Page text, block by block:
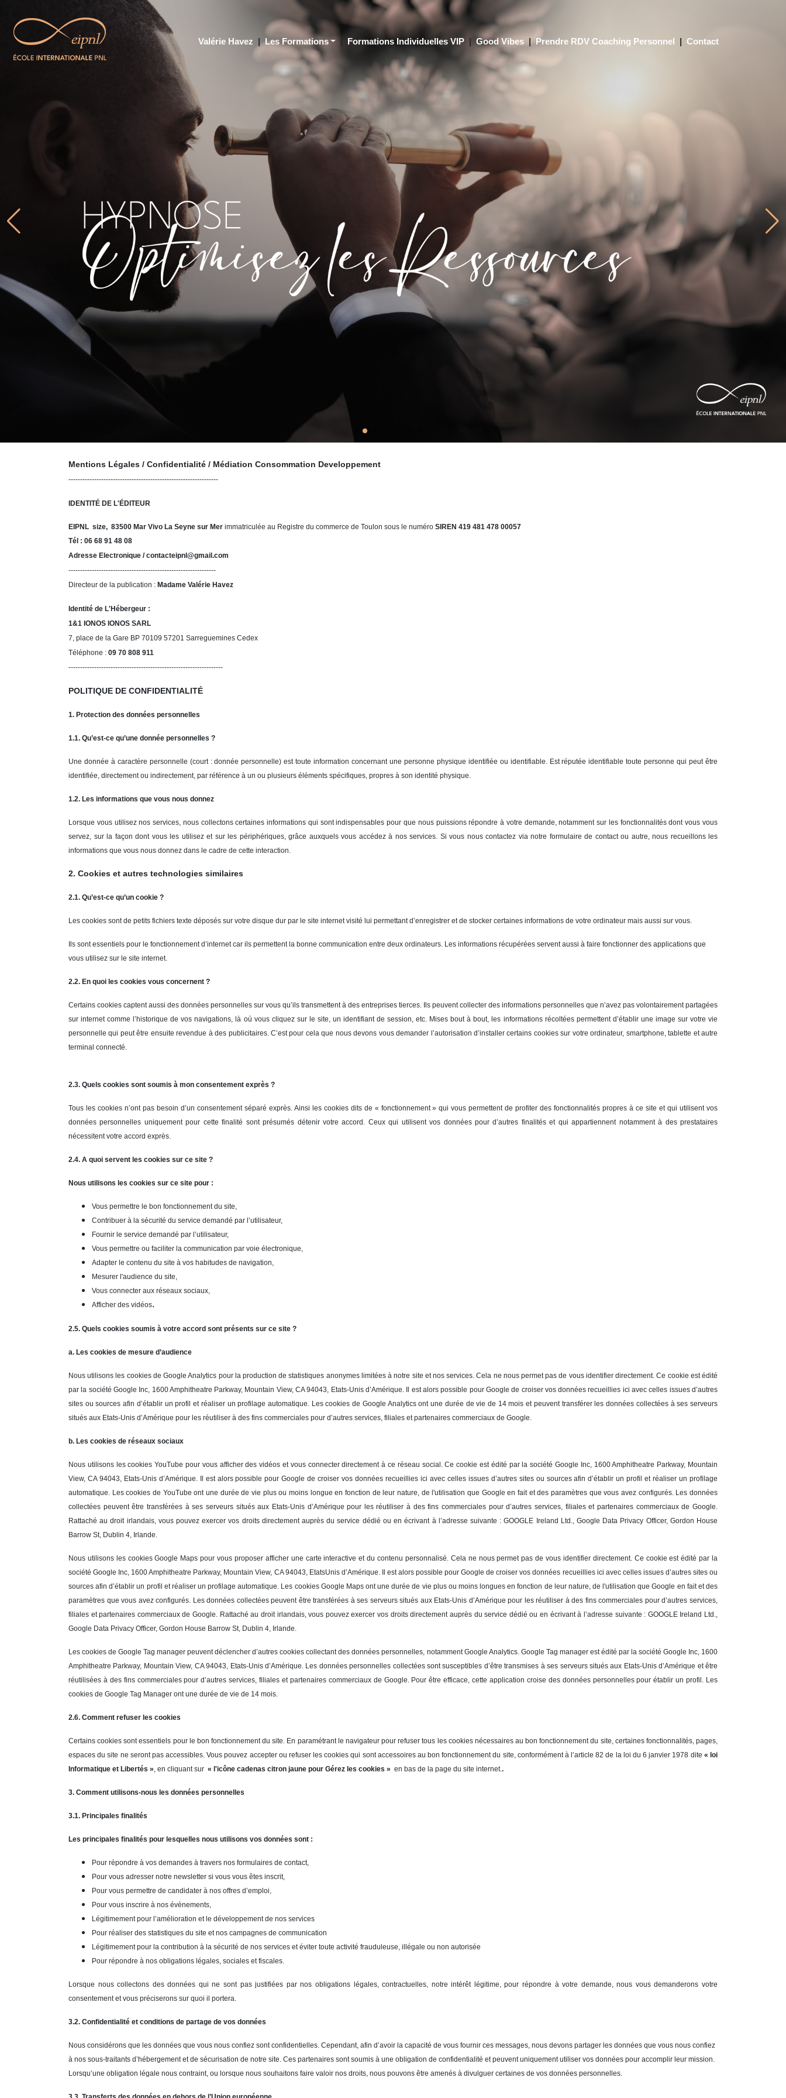
Valérie Havez | Les Formations Formations Individuelles VIP | Good Vibes | Prendre RDV Coaching Personnel | Contact
Mentions Légales / Confidentialité / Médiation Consommation Developpement
----------------------------------------------------------------
IDENTITÉ DE L'ÉDITEUR
EIPNL size, 83500 Mar Vivo La Seyne sur Mer immatriculée au Registre du commerce de Toulon sous le numéro SIREN 419 481 478 00057
Tél : 06 68 91 48 08
Adresse Electronique / contacteipnl@gmail.com
---------------------------------------------------------------
Directeur de la publication : Madame Valérie Havez
Identité de L'Hébergeur :
1&1 IONOS IONOS SARL
7, place de la Gare BP 70109 57201 Sarreguemines Cedex
Téléphone : 09 70 808 911
------------------------------------------------------------------
POLITIQUE DE CONFIDENTIALITÉ
1. Protection des données personnelles
1.1. Qu’est-ce qu’une donnée personnelles ?
Une donnée à caractère personnelle (court : donnée personnelle) est toute information concernant une personne physique identifiée ou identifiable. Est réputée identifiable toute personne qui peut être
identifiée, directement ou indirectement, par référence à un ou plusieurs éléments spécifiques, propres à son identité physique.
1.2. Les informations que vous nous donnez
Lorsque vous utilisez nos services, nous collectons certaines informations qui sont indispensables pour que nous puissions répondre à votre demande, notamment sur les fonctionnalités dont vous vous
servez, sur la façon dont vous les utilisez et sur les périphériques, grâce auxquels vous accédez à nos services. Si vous nous contactez via notre formulaire de contact ou autre, nous recueillons les
informations que vous nous donnez dans le cadre de cette interaction.
2. Cookies et autres technologies similaires
2.1. Qu’est-ce qu’un cookie ?
Les cookies sont de petits fichiers texte déposés sur votre disque dur par le site internet visité lui permettant d’enregistrer et de stocker certaines informations de votre ordinateur mais aussi sur vous.
Ils sont essentiels pour le fonctionnement d’internet car ils permettent la bonne communication entre deux ordinateurs. Les informations récupérées servent aussi à faire fonctionner des applications que
vous utilisez sur le site internet.
2.2. En quoi les cookies vous concernent ?
Certains cookies captent aussi des données personnelles sur vous qu’ils transmettent à des entreprises tierces. Ils peuvent collecter des informations personnelles que n’avez pas volontairement partagées
sur internet comme l’historique de vos navigations, là où vous cliquez sur le site, un identifiant de session, etc. Mises bout à bout, les informations récoltées permettent d’établir une image sur votre vie
personnelle qui peut être ensuite revendue à des publicitaires. C’est pour cela que nous devons vous demander l’autorisation d’installer certains cookies sur votre ordinateur, smartphone, tablette et autre
terminal connecté.
2.3. Quels cookies sont soumis à mon consentement exprès ?
Tous les cookies n’ont pas besoin d’un consentement séparé exprès. Ainsi les cookies dits de « fonctionnement » qui vous permettent de profiter des fonctionnalités propres à ce site et qui utilisent vos
données personnelles uniquement pour cette finalité sont présumés détenir votre accord. Ceux qui utilisent vos données pour d’autres finalités et qui appartiennent notamment à des prestataires
nécessitent votre accord exprès.
2.4. A quoi servent les cookies sur ce site ?
Nous utilisons les cookies sur ce site pour :
Vous permettre le bon fonctionnement du site,
Contribuer à la sécurité du service demandé par l’utilisateur,
Fournir le service demandé par l’utilisateur,
Vous permettre ou faciliter la communication par voie électronique,
Adapter le contenu du site à vos habitudes de navigation,
Mesurer l'audience du site,
Vous connecter aux réseaux sociaux,
Afficher des vidéos.
2.5. Quels cookies soumis à votre accord sont présents sur ce site ?
a. Les cookies de mesure d’audience
Nous utilisons les cookies de Google Analytics pour la production de statistiques anonymes limitées à notre site et nos services. Cela ne nous permet pas de vous identifier directement. Ce cookie est édité
par la société Google Inc, 1600 Amphitheatre Parkway, Mountain View, CA 94043, Etats-Unis d’Amérique. Il est alors possible pour Google de croiser vos données recueillies ici avec celles issues d’autres
sites ou sources afin d’établir un profil et réaliser un profilage automatique. Les cookies de Google Analytics ont une durée de vie de 14 mois et peuvent transférer les données collectées à ses serveurs
situés aux Etats-Unis d’Amérique pour les réutiliser à des fins commerciales pour d’autres services, filiales et partenaires commerciaux de Google.
b. Les cookies de réseaux sociaux
Nous utilisons les cookies YouTube pour vous afficher des vidéos et vous connecter directement à ce réseau social. Ce cookie est édité par la société Google Inc, 1600 Amphitheatre Parkway, Mountain
View, CA 94043, Etats-Unis d’Amérique. Il est alors possible pour Google de croiser vos données recueillies ici avec celles issues d’autres sites ou sources afin d’établir un profil et réaliser un profilage
automatique. Les cookies de YouTube ont une durée de vie plus ou moins longue en fonction de leur nature, de l'utilisation que Google en fait et des paramètres que vous avez configurés. Les données
collectées peuvent être transférées à ses serveurs situés aux Etats-Unis d’Amérique pour les réutiliser à des fins commerciales pour d’autres services, filiales et partenaires commerciaux de Google.
Rattaché au droit irlandais, vous pouvez exercer vos droits directement auprès du service dédié ou en écrivant à l’adresse suivante : GOOGLE Ireland Ltd., Google Data Privacy Officer, Gordon House
Barrow St, Dublin 4, Irlande.
Nous utilisons les cookies Google Maps pour vous proposer afficher une carte interactive et du contenu personnalisé. Cela ne nous permet pas de vous identifier directement. Ce cookie est édité par la
société Google Inc, 1600 Amphitheatre Parkway, Mountain View, CA 94043, EtatsUnis d’Amérique. Il est alors possible pour Google de croiser vos données recueillies ici avec celles issues d’autres sites ou
sources afin d’établir un profil et réaliser un profilage automatique. Les cookies Google Maps ont une durée de vie plus ou moins longues en fonction de leur nature, de l'utilisation que Google en fait et des
paramètres que vous avez configurés. Les données collectées peuvent être transférées à ses serveurs situés aux Etats-Unis d’Amérique pour les réutiliser à des fins commerciales pour d’autres services,
filiales et partenaires commerciaux de Google. Rattaché au droit irlandais, vous pouvez exercer vos droits directement auprès du service dédié ou en écrivant à l’adresse suivante : GOOGLE Ireland Ltd.,
Google Data Privacy Officer, Gordon House Barrow St, Dublin 4, Irlande.
Les cookies de Google Tag manager peuvent déclencher d’autres cookies collectant des données personnelles, notamment Google Analytics. Google Tag manager est édité par la société Google Inc, 1600
Amphitheatre Parkway, Mountain View, CA 94043, Etats-Unis d’Amérique. Les données personnelles collectées sont susceptibles d’être transmises à ses serveurs situés aux Etats-Unis d’Amérique et être
réutilisées à des fins commerciales pour d’autres services, filiales et partenaires commerciaux de Google. Pour être efficace, cette application croise des données personnelles pour établir un profil. Les
cookies de Google Tag Manager ont une durée de vie de 14 mois.
2.6. Comment refuser les cookies
Certains cookies sont essentiels pour le bon fonctionnement du site. En paramétrant le navigateur pour refuser tous les cookies nécessaires au bon fonctionnement du site, certaines fonctionnalités, pages,
espaces du site ne seront pas accessibles. Vous pouvez accepter ou refuser les cookies qui sont accessoires au bon fonctionnement du site, conformément à l’article 82 de la loi du 6 janvier 1978 dite « loi
Informatique et Libertés », en cliquant sur « l'icône cadenas citron jaune pour Gérez les cookies » en bas de la page du site internet..
3. Comment utilisons-nous les données personnelles
3.1. Principales finalités
Les principales finalités pour lesquelles nous utilisons vos données sont :
Pour répondre à vos demandes à travers nos formulaires de contact,
Pour vous adresser notre newsletter si vous vous êtes inscrit,
Pour vous permettre de candidater à nos offres d’emploi,
Pour vous inscrire à nos évènements,
Légitimement pour l’amélioration et le développement de nos services
Pour réaliser des statistiques du site et nos campagnes de communication
Légitimement pour la contribution à la sécurité de nos services et éviter toute activité frauduleuse, illégale ou non autorisée
Pour répondre à nos obligations légales, sociales et fiscales.
Lorsque nous collectons des données qui ne sont pas justifiées par nos obligations légales, contractuelles, notre intérêt légitime, pour répondre à votre demande, nous vous demanderons votre
consentement et vous préciserons sur quoi il portera.
3.2. Confidentialité et conditions de partage de vos données
Nous considérons que les données que vous nous confiez sont confidentielles. Cependant, afin d’avoir la capacité de vous fournir ces messages, nous devons partager les données que vous nous confiez
à nos sous-traitants d’hébergement et de sécurisation de notre site. Ces partenaires sont soumis à une obligation de confidentialité et peuvent uniquement utiliser vos données pour accomplir leur mission.
Lorsqu’une obligation légale nous contraint, ou lorsque nous souhaitons faire valoir nos droits, nous pouvons être amenés à divulguer certaines de vos données personnelles.